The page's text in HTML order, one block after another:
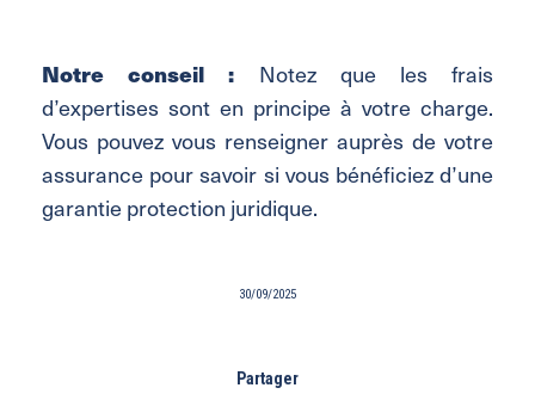
Notre conseil : Notez que les frais
d’expertises sont en principe à votre charge.
Vous pouvez vous renseigner auprès de votre
assurance pour savoir si vous bénéficiez d’une
garantie protection juridique.
30/09/2025
Partager